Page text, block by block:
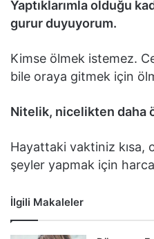
Yaptıklarımla olduğu
gurur duyuyorum.
Kimse ölmek istemez.
bile oraya gitmek için
Nitelik, nicelikten daha
Hayattaki vaktiniz kısa,
şeyler yapmak için
İlgili Makaleler